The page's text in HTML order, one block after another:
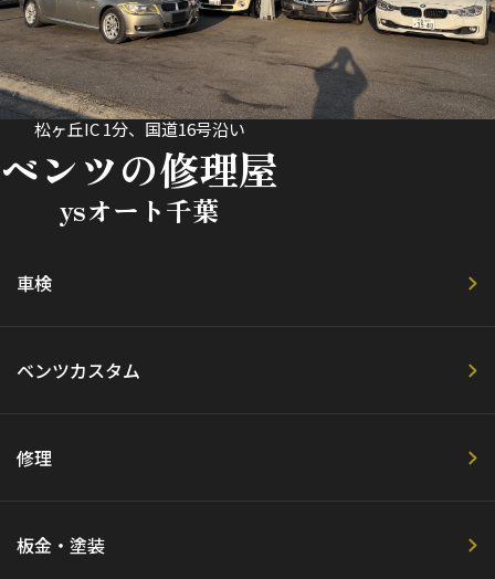
松ヶ丘IC 1分、国道16号沿い
ベンツの修理屋
ysオート千葉
車検
ベンツカスタム
修理
板金・塗装